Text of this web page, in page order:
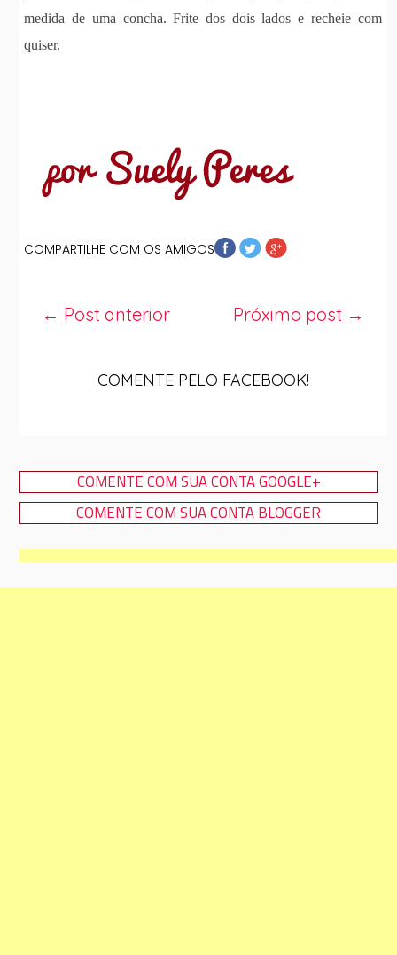
medida de uma concha. Frite dos dois lados e recheie com
quiser.
COMPARTILHE COM OS AMIGOS
Próximo post →
← Post anterior
COMENTE PELO FACEBOOK!
COMENTE COM SUA CONTA GOOGLE+
COMENTE COM SUA CONTA BLOGGER